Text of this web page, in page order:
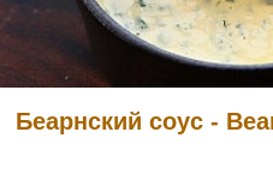
Беарнский соус -